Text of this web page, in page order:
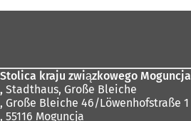
Stolica kraju związkowego Moguncja
, Stadthaus, Große Bleiche
, Große Bleiche 46/Löwenhofstraße 1
, 55116 Moguncja